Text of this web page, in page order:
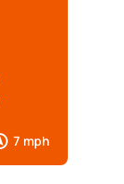
7 mph